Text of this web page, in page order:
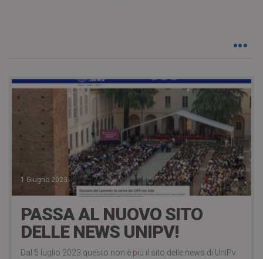
1 Giugno 2023
PASSA AL NUOVO SITO
DELLE NEWS UNIPV!
Dal 5 luglio 2023 questo non è più il sito delle news di UniPv.